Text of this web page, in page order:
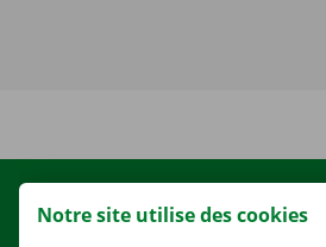
LOCATION
Notre site utilise des cookies